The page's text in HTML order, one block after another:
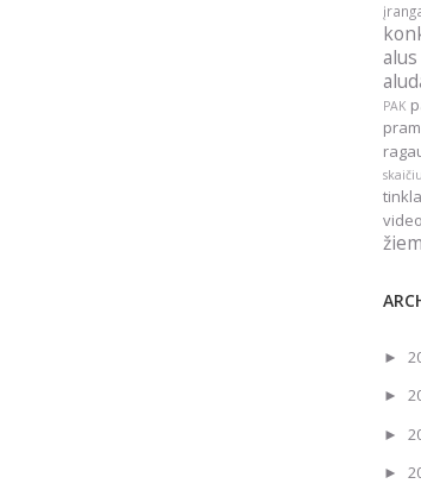
PAK
►
►
►
►